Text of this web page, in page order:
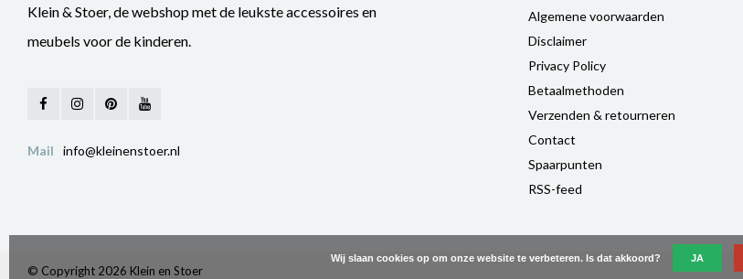
Klein & Stoer, de webshop met de leukste accessoires en
meubels voor de kinderen.
Mail info@kleinenstoer.nl
Algemene voorwaarden
Disclaimer
Privacy Policy
Betaalmethoden
Verzenden & retourneren
Contact
Spaarpunten
RSS-feed
© Copyright 2026 Klein en Stoer
Wij slaan cookies op om onze website te verbeteren. Is dat akkoord? JA